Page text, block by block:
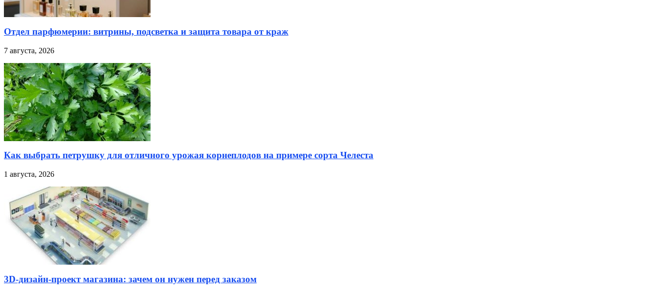
Отдел парфюмерии: витрины, подсветка и защита товара от краж
7 августа, 2026
Как выбрать петрушку для отличного урожая корнеплодов на примере сорта Челеста
1 августа, 2026
3D-дизайн-проект магазина: зачем он нужен перед заказом